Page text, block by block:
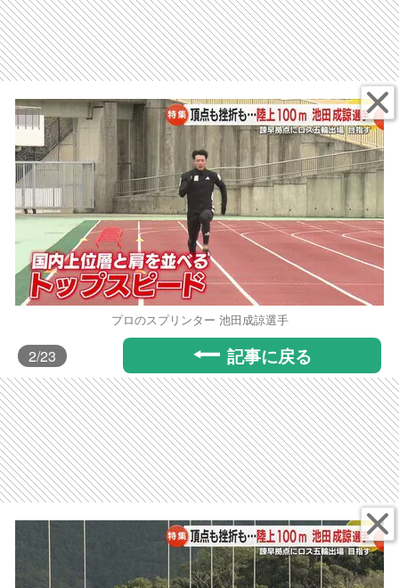
プロのスプリンター 池田成諒選手
2/23 記事に戻る